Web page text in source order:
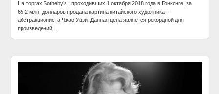
На торгах Sotheby’s , проходивших 1 октября 2018 года в Гонконге, за
65,2 млн. долларов продана картина китайского художника –
абстракциониста Чжао Уцзи. Данная цена является рекордной для
произведений...